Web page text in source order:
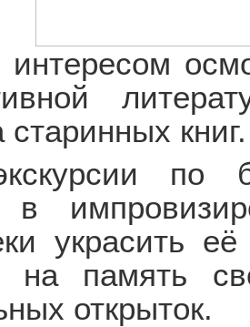
интересом
старинных книг.
по
в
украсить
на память
открыток.